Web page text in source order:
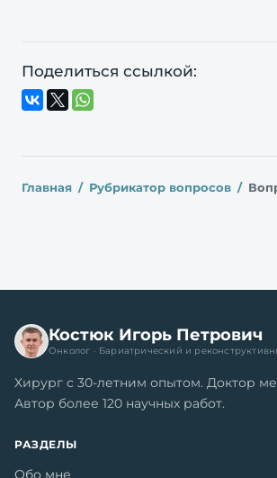
Поделиться ссылкой:
Главная Рубрикатор вопросов
Костюк Игорь Петрович
Онколог · Бариатрический и
Хирург с 30-летним опытом. Доктор
Автор более 120 научных работ.
РАЗДЕЛЫ
Обо мне